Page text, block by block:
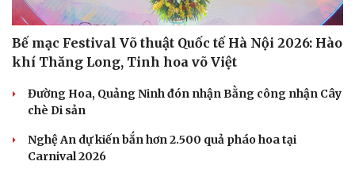
Cải chính
Bế mạc Festival Võ thuật Quốc tế Hà Nội 2026: Hào
khí Thăng Long, Tinh hoa võ Việt
Đường Hoa, Quảng Ninh đón nhận Bằng công nhận Cây
chè Di sản
Nghệ An dự kiến bắn hơn 2.500 quả pháo hoa tại
Carnival 2026